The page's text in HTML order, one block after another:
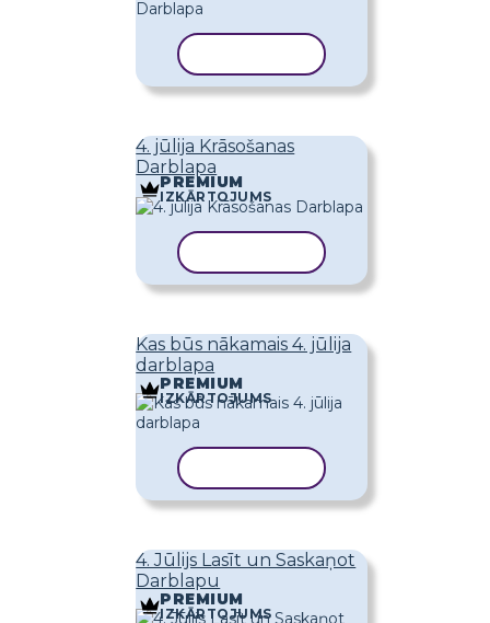
4. jūlija Krāsošanas
Darblapa
PREMIUM
IZKĀRTOJUMS
Kas būs nākamais 4. jūlija
darblapa
PREMIUM
IZKĀRTOJUMS
4. Jūlijs Lasīt un Saskaņot
Darblapu
PREMIUM
IZKĀRTOJUMS